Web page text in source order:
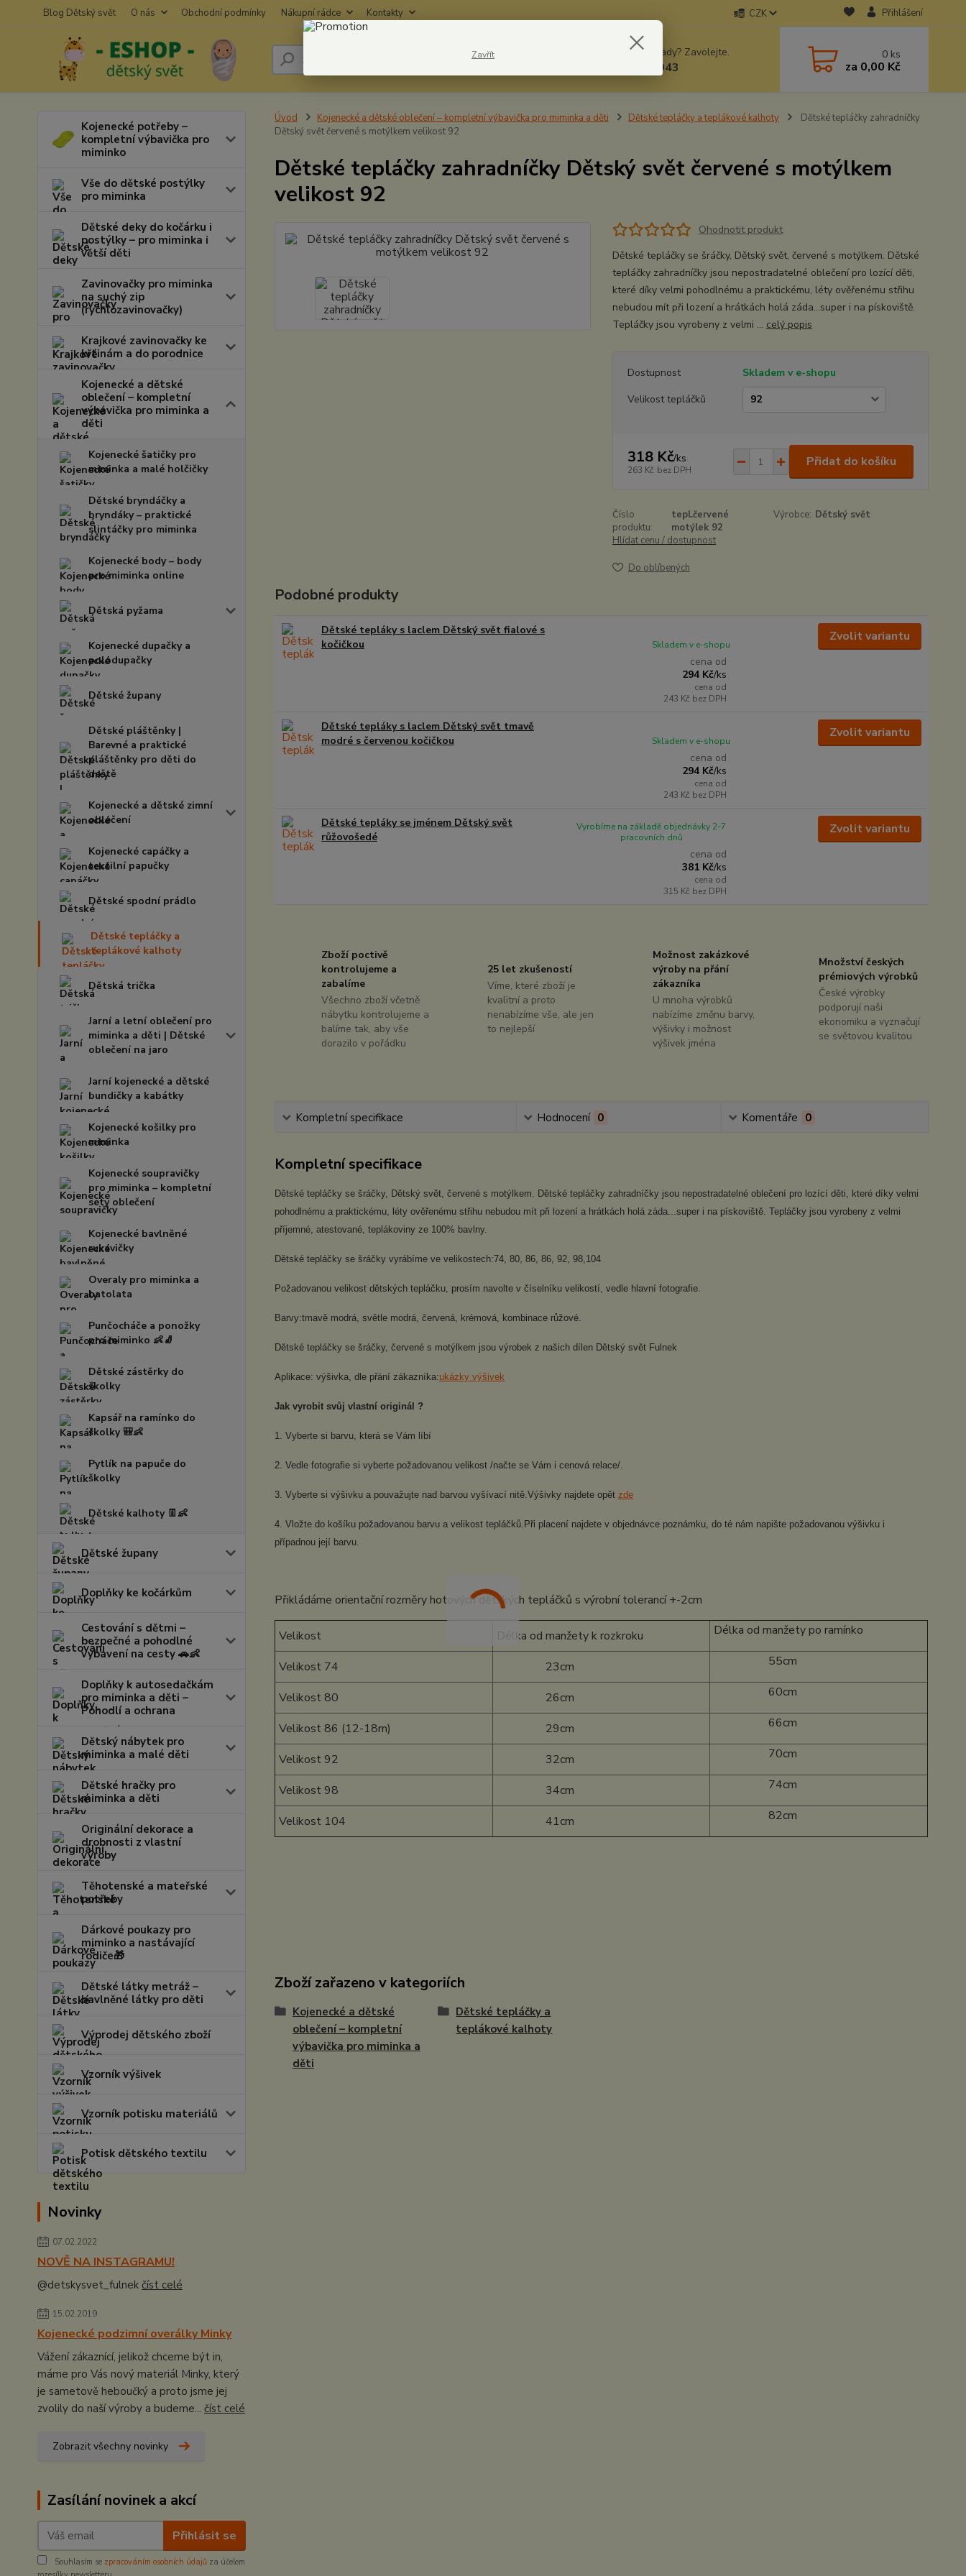
Blog Dětský svět O nás Obchodní podmínky Nákupní rádce Kontakty CZK Přihlášení
Hledat Nevíte si rady? Zavolejte.
604278943
0 ks
za 0,00 Kč
Kojenecké potřeby –
kompletní výbavička pro
miminko
Vše do dětské postýlky
pro miminka
Dětské deky do kočárku i
postýlky – pro miminka i
větší děti
Zavinovačky pro miminka
na suchý zip
(rychlozavinovačky)
Krajkové zavinovačky ke
křtinám a do porodnice
Kojenecké a dětské
oblečení – kompletní
výbavička pro miminka a
děti
Kojenecké šatičky pro
miminka a malé holčičky
Dětské bryndáčky a
bryndáky – praktické
slintáčky pro miminka
Kojenecké body – body
pro miminka online
Dětská pyžama
Kojenecké dupačky a
polodupačky
Dětské župany
Dětské pláštěnky |
Barevné a praktické
pláštěnky pro děti do
deště
Kojenecké a dětské zimní
oblečení
Kojenecké capáčky a
textilní papučky
Dětské spodní prádlo
Dětské tepláčky a
teplákové kalhoty
Dětská trička
Jarní a letní oblečení pro
miminka a děti | Dětské
oblečení na jaro
Jarní kojenecké a dětské
bundičky a kabátky
Kojenecké košilky pro
miminka
Kojenecké soupravičky
pro miminka – kompletní
sety oblečení
Kojenecké bavlněné
rukavičky
Overaly pro miminka a
batolata
Punčocháče a ponožky
pro miminko 👶🧦
Dětské zástěrky do
školky
Kapsář na ramínko do
školky 🎒👶
Pytlík na papuče do
školky
Dětské kalhoty 👖👶
Dětské župany
Doplňky ke kočárkům
Cestování s dětmi –
bezpečné a pohodlné
vybavení na cesty 🚗👶
Doplňky k autosedačkám
pro miminka a děti –
Pohodlí a ochrana
Dětský nábytek pro
miminka a malé děti
Dětské hračky pro
miminka a děti
Originální dekorace a
drobnosti z vlastní
výroby
Těhotenské a mateřské
potřeby
Dárkové poukazy pro
miminko a nastávající
rodiče🎁
Dětské látky metráž –
bavlněné látky pro děti
Výprodej dětského zboží
Vzorník výšivek
Vzorník potisku materiálů
Potisk dětského textilu
Novinky
07.02.2022
NOVĚ NA INSTAGRAMU!
@detskysvet_fulnek číst celé
15.02.2019
Kojenecké podzimní overálky Minky
Vážení zákaznící, jelikož chceme být in,
máme pro Vás nový materiál Minky, který
je sametově heboučký a proto jsme jej
zvolily do naší výroby a budeme... číst celé
Zobrazit všechny novinky
Zasílání novinek a akcí
Přihlásit se
Souhlasím se zpracováním osobních údajů za účelem
Úvod Kojenecké a dětské oblečení – kompletní výbavička pro miminka a děti Dětské tepláčky a teplákové kalhoty
Dětské tepláčky zahradníčky
Dětský svět červené s motýlkem velikost 92
Dětské tepláčky zahradníčky Dětský svět červené s motýlkem
velikost 92
Ohodnotit produkt
Dětské tepláčky se šráčky, Dětský svět, červené s motýlkem. Dětské
tepláčky zahradníčky jsou nepostradatelné oblečení pro lozící děti,
které díky velmi pohodlnému a praktickému, léty ověřenému střihu
nebudou mít při lození a hrátkách holá záda...super i na pískoviště.
Tepláčky jsou vyrobeny z velmi ... celý popis
Dostupnost
Skladem v e-shopu
Velikost tepláčků
318 Kč/ks
263 Kč bez DPH
Přidat do košíku
Číslo
produktu:
tepl.červené
motýlek 92
Výrobce: Dětský svět
Hlídat cenu / dostupnost
Do oblíbených
Podobné produkty
Dětské tepláky s laclem Dětský svět fialové s
kočičkou
cena od
294 Kč/ks
cena od
243 Kč bez DPH
Skladem v e-shopu
Zvolit variantu
Dětské tepláky s laclem Dětský svět tmavě
modré s červenou kočičkou
cena od
294 Kč/ks
cena od
243 Kč bez DPH
Skladem v e-shopu
Zvolit variantu
Dětské tepláky se jménem Dětský svět
růžovošedé
cena od
381 Kč/ks
cena od
315 Kč bez DPH
Vyrobíme na základě objednávky 2-7
pracovních dnů
Zvolit variantu
Zboží poctivě
kontrolujeme a
zabalíme
Všechno zboží včetně
nábytku kontrolujeme a
balíme tak, aby vše
dorazilo v pořádku
25 let zkušeností
Víme, které zboží je
kvalitní a proto
nenabízíme vše, ale jen
to nejlepší
Možnost zakázkové
výroby na přání
zákazníka
U mnoha výrobků
nabízíme změnu barvy,
výšivky i možnost
výšivek jména
Množství českých
prémiových výrobků
České výrobky
podporují naši
ekonomiku a vyznačují
se světovou kvalitou
Kompletní specifikace Hodnocení 0 Komentáře 0
Kompletní specifikace
Dětské tepláčky se šráčky, Dětský svět, červené s motýlkem. Dětské tepláčky zahradníčky jsou nepostradatelné oblečení pro lozící děti, které díky velmi
pohodlnému a praktickému, léty ověřenému střihu nebudou mít při lození a hrátkách holá záda...super i na pískoviště. Tepláčky jsou vyrobeny z velmi
příjemné, atestované, teplákoviny ze 100% bavlny.
Dětské tepláčky se šráčky vyrábíme ve velikostech:74, 80, 86, 86, 92, 98,104
Požadovanou velikost dětských tepláčku, prosím navolte v číselníku velikostí, vedle hlavní fotografie.
Barvy:tmavě modrá, světle modrá, červená, krémová, kombinace růžové.
Dětské tepláčky se šráčky, červené s motýlkem jsou výrobek z našich dílen Dětský svět Fulnek
Aplikace: výšivka, dle přání zákazníka:ukázky výšivek
Jak vyrobit svůj vlastní originál ?
1. Vyberte si barvu, která se Vám líbí
2. Vedle fotografie si vyberte požadovanou velikost /načte se Vám i cenová relace/.
3. Vyberte si výšivku a pouvažujte nad barvou vyšívací nitě.Výšivky najdete opět zde
4. Vložte do košíku požadovanou barvu a velikost tepláčků.Při placení najdete v objednávce poznámku, do té nám napište požadovanou výšivku i
případnou její barvu.
Přikládáme orientační rozměry hotových dětských tepláčků s výrobní tolerancí +-2cm
Velikost Délka od manžety k rozkroku Délka od manžety po ramínko
Velikost 74 23cm 55cm
Velikost 80 26cm 60cm
Velikost 86 (12-18m) 29cm 66cm
Velikost 92 32cm 70cm
Velikost 98 34cm 74cm
Velikost 104 41cm 82cm
Zboží zařazeno v kategoriích
Kojenecké a dětské
oblečení – kompletní
výbavička pro miminka a
děti
Dětské tepláčky a
teplákové kalhoty
Zavřít